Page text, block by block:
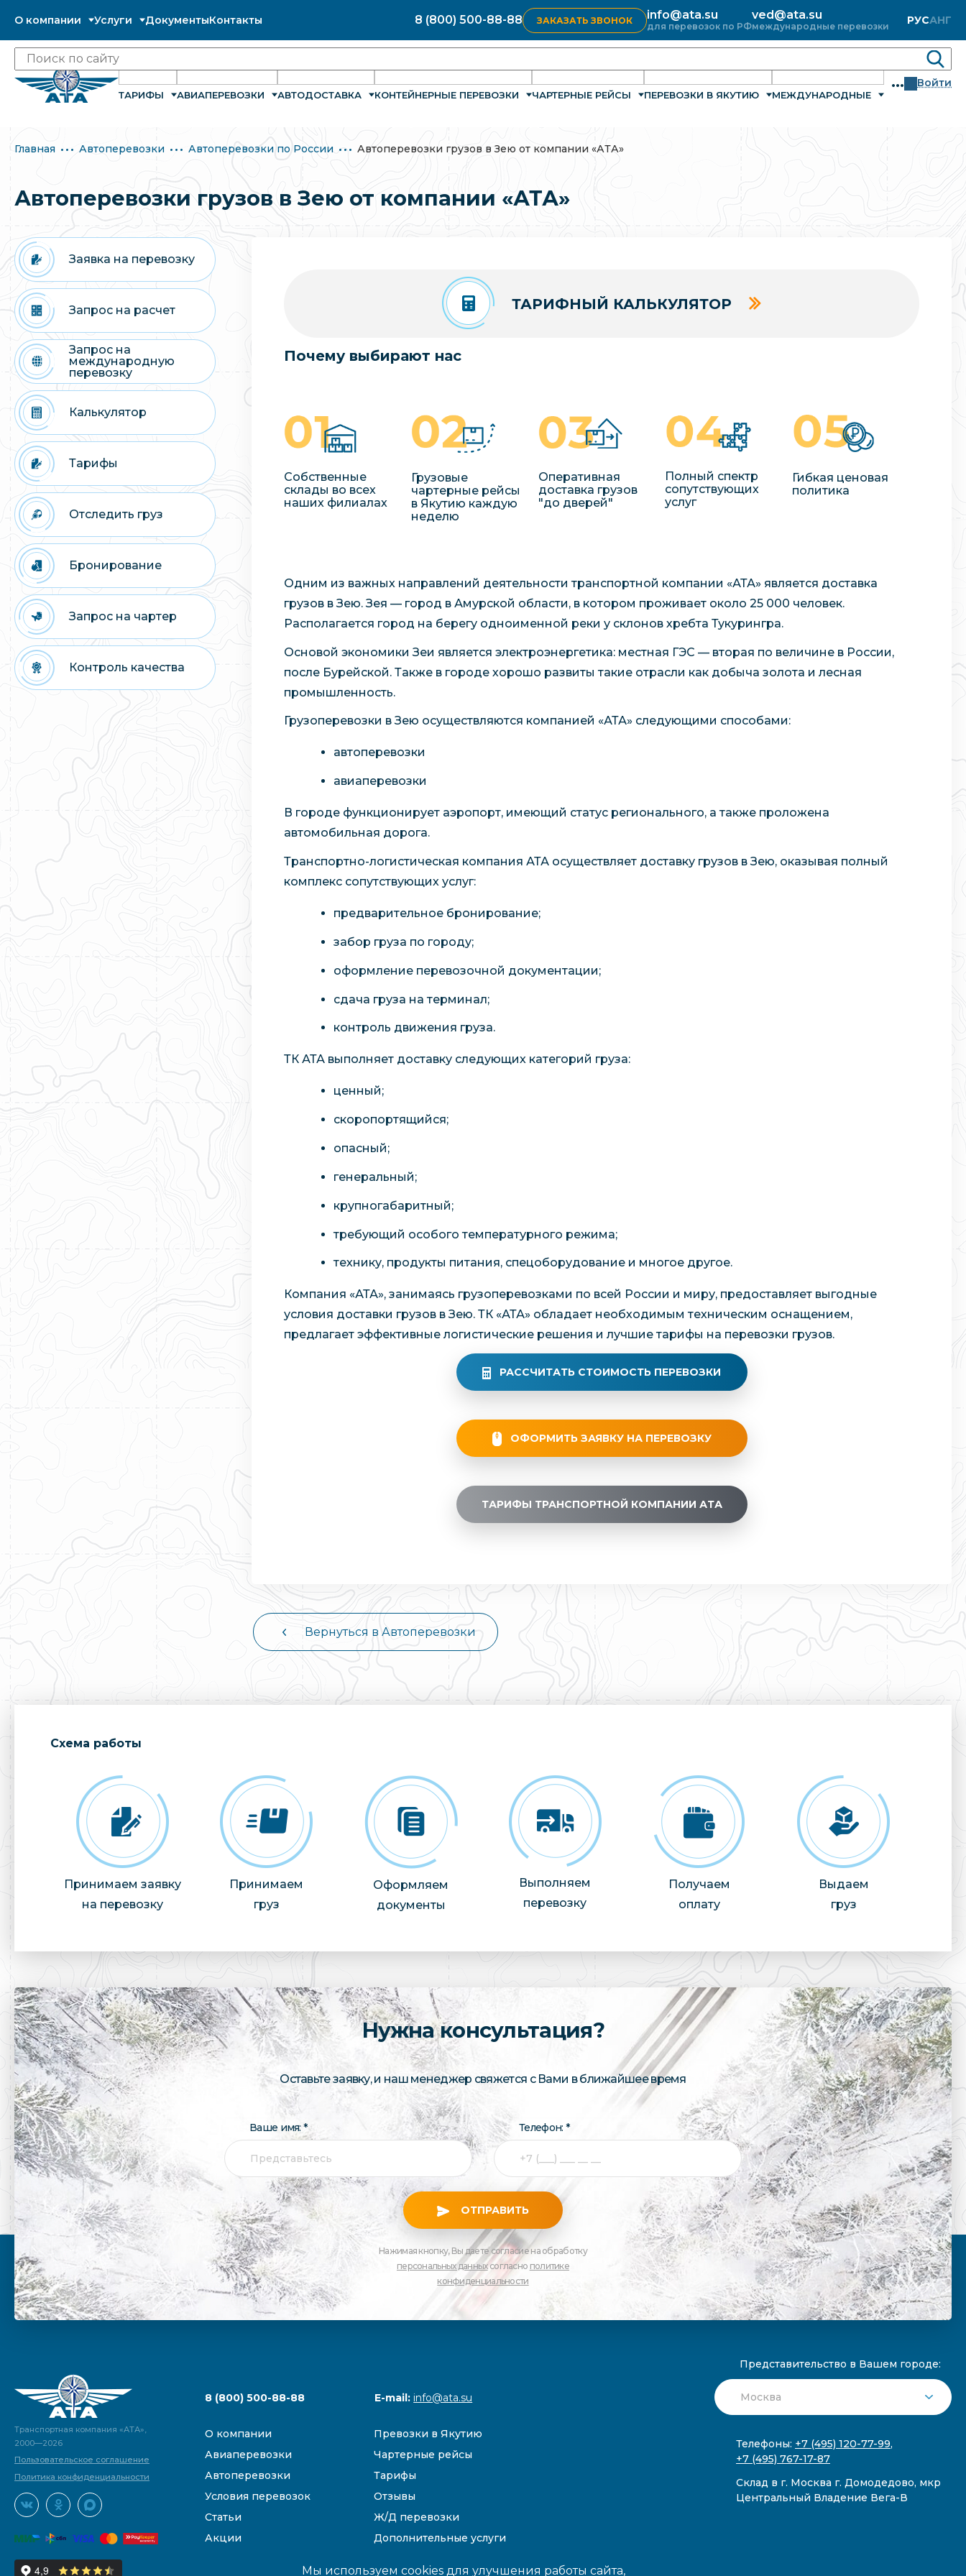
О компании Услуги ДокументыКонтакты 8 (800) 500-88-88 ЗАКАЗАТЬ ЗВОНОК info@ata.su
для перевозок по РФ
ved@ata.su
международные перевозки РУСАНГ
ТАРИФЫ АВИАПЕРЕВОЗКИ АВТОДОСТАВКА КОНТЕЙНЕРНЫЕ ПЕРЕВОЗКИ ЧАРТЕРНЫЕ РЕЙСЫ ПЕРЕВОЗКИ В ЯКУТИЮ МЕЖДУНАРОДНЫЕ
... Войти
Главная Автоперевозки Автоперевозки по России Автоперевозки грузов в Зею от компании «АТА»
Автоперевозки грузов в Зею от компании «АТА»
Заявка на перевозку
Запрос на расчет
Запрос на
международную
перевозку
Калькулятор
Тарифы
Отследить груз
Бронирование
Запрос на чартер
Контроль качества
ТАРИФНЫЙ КАЛЬКУЛЯТОР
Почему выбирают нас
Собственные
склады во всех
наших филиалах
Грузовые
чартерные рейсы
в Якутию каждую
неделю
Оперативная
доставка грузов
"до дверей"
Полный спектр
сопутствующих
услуг
Гибкая ценовая
политика
Одним из важных направлений деятельности транспортной компании «АТА» является доставка
грузов в Зею. Зея — город в Амурской области, в котором проживает около 25 000 человек.
Располагается город на берегу одноименной реки у склонов хребта Тукурингра.
Основой экономики Зеи является электроэнергетика: местная ГЭС — вторая по величине в России,
после Бурейской. Также в городе хорошо развиты такие отрасли как добыча золота и лесная
промышленность.
Грузоперевозки в Зею осуществляются компанией «АТА» следующими способами:
автоперевозки
авиаперевозки
В городе функционирует аэропорт, имеющий статус регионального, а также проложена
автомобильная дорога.
Транспортно-логистическая компания АТА осуществляет доставку грузов в Зею, оказывая полный
комплекс сопутствующих услуг:
предварительное бронирование;
забор груза по городу;
оформление перевозочной документации;
сдача груза на терминал;
контроль движения груза.
ТК АТА выполняет доставку следующих категорий груза:
ценный;
скоропортящийся;
опасный;
генеральный;
крупногабаритный;
требующий особого температурного режима;
технику, продукты питания, спецоборудование и многое другое.
Компания «АТА», занимаясь грузоперевозками по всей России и миру, предоставляет выгодные
условия доставки грузов в Зею. ТК «АТА» обладает необходимым техническим оснащением,
предлагает эффективные логистические решения и лучшие тарифы на перевозки грузов.
РАССЧИТАТЬ СТОИМОСТЬ ПЕРЕВОЗКИ
ОФОРМИТЬ ЗАЯВКУ НА ПЕРЕВОЗКУ
ТАРИФЫ ТРАНСПОРТНОЙ КОМПАНИИ АТА
Вернуться в Автоперевозки
Cхема работы
Принимаем заявку
на перевозку
Принимаем
груз
Оформляем
документы
Выполняем
перевозку
Получаем
оплату
Выдаем
груз
Нужна консультация?
Оставьте заявку, и наш менеджер свяжется с Вами в ближайшее время
Ваше имя: * Телефон: *
ОТПРАВИТЬ
Нажимая кнопку, Вы даете согласие на обработку
персональных данныхсогласно политике
конфиденциальности
Транспортная компания «АТА»,
2000—2026
Пользовательское соглашение
Политика конфиденциальности
8 (800) 500-88-88 E-mail:info@ata.su
О компании
Превозки в Якутию
Авиаперевозки
Чартерные рейсы
Автоперевозки
Тарифы
Условия перевозок
Отзывы
Статьи
Ж/Д перевозки
Акции
Дополнительные услуги
Представительство в Вашем городе:
Телефоны: +7 (495) 120-77-99,
+7 (495) 767-17-87
Склад в г. Москва г. Домодедово, мкр
Центральный Владение Вега-В
Мы используем cookies для улучшения работы сайта,